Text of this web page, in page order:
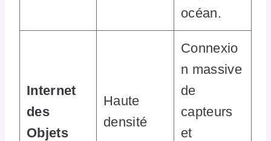
océan.
Internet
des
Objets
Haute
densité
Connexio
n massive
de
capteurs
et